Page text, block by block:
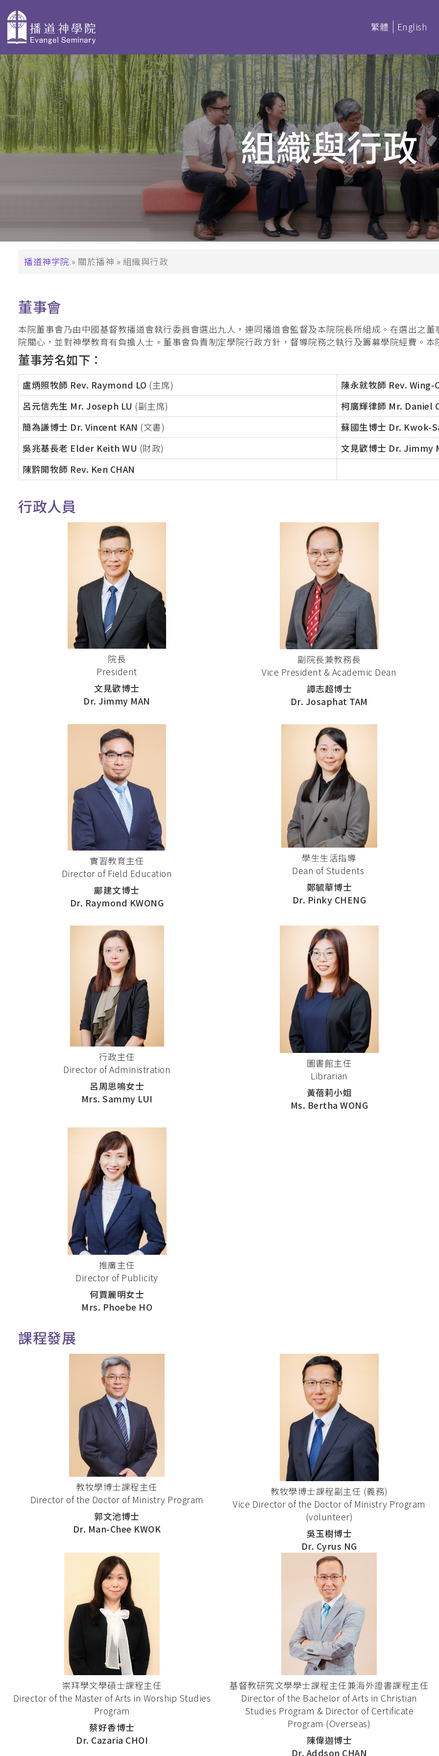
繁體 English
主
導
覽
關於播神
認識我們
院史及歷任院
長
為何選擇播
神
教學團隊
資格審定
校本部課程
神學獨立選修體驗
學士學位及高等文憑
基督教研究 - 網上修讀 (BACS &
AdvDipCS)
深造文憑
聖經研究深造文憑 (PDBS)
基督教教育深造文憑 (PDCE)
崇拜學深造文憑 (PDWS)
基督教教育深造文憑
基督教教育文學碩士 (MACE)
崇拜學文學碩士 (MAWS)
教牧進深學位
神學碩士 (ThM)
教牧學博士/教牧學文學碩士
(DMin/MAPM)
釋經講道深造微證書 (PMEP)
延伸部課程 (非學分)
本季科目
延伸部證書課程
基礎聖經
聖經研讀
神學研讀
兒童生命培育
青少年事工
海外延伸課程
海外延伸課程(溫哥華)
克蘭)
組織與行政
面
屑
播道神学院 關於播神 組織與行政
董事會
本院董事會乃由中國基督教播道會執行委員會選出九人，連同播道會監督及本院院長所組成。在選出之
院關心，並對神學教育有負擔人士。董事會負責制定學院行政方針，督導院務之執行及籌募學院經費。
董事芳名如下：
盧炳照牧師 Rev. Raymond LO (主席)
陳永就牧師 Rev. Wing-
呂元信先生 Mr. Joseph LU (副主席)
柯廣輝律師 Mr. Daniel
簡為謙博士 Dr. Vincent KAN (文書)
蘇國生博士 Dr. Kwok-
吳兆基長老 Elder Keith WU (財政)
文見歡博士 Dr. Jimmy
陳黔開牧師 Rev. Ken CHAN
行政人員
院長
President
文見歡博士
Dr. Jimmy MAN
副院長兼教務長
Vice President & Academic Dean
譚志超博士
Dr. Josaphat TAM
實習教育主任
Director of Field Education
鄺建文博士
Dr. Raymond KWONG
學生生活指導
Dean of Students
鄭毓華博士
Dr. Pinky CHENG
行政主任
Director of Administration
呂周思鳴女士
Mrs. Sammy LUI
圖書館主任
Librarian
黃蓓莉小姐
Ms. Bertha WONG
推廣主任
Director of Publicity
何賈麗明女士
Mrs. Phoebe HO
課程發展
教牧學博士課程主任
Director of the Doctor of Ministry Program
郭文池博士
Dr. Man-Chee KWOK
教牧學博士課程副主任 (義務)
Vice Director of the Doctor of Ministry Program
(volunteer)
吳玉樹博士
Dr. Cyrus NG
崇拜學文學碩士課程主任
Director of the Master of Arts in Worship Studies
Program
蔡好香博士
Dr. Cazaria CHOI
基督教研究文學學士課程主任兼海外證書課程主任
Director of the Bachelor of Arts in Christian
Studies Program & Director of Certificate
Program (Overseas)
陳偉迦博士
Dr. Addson CHAN